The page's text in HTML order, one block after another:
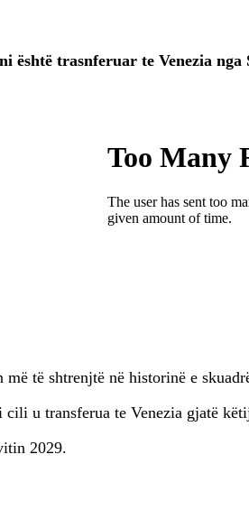
është trasnferuar te Venezia nga
të shtrenjtë në historinë e
u transferua te Venezia gjatë
2029.